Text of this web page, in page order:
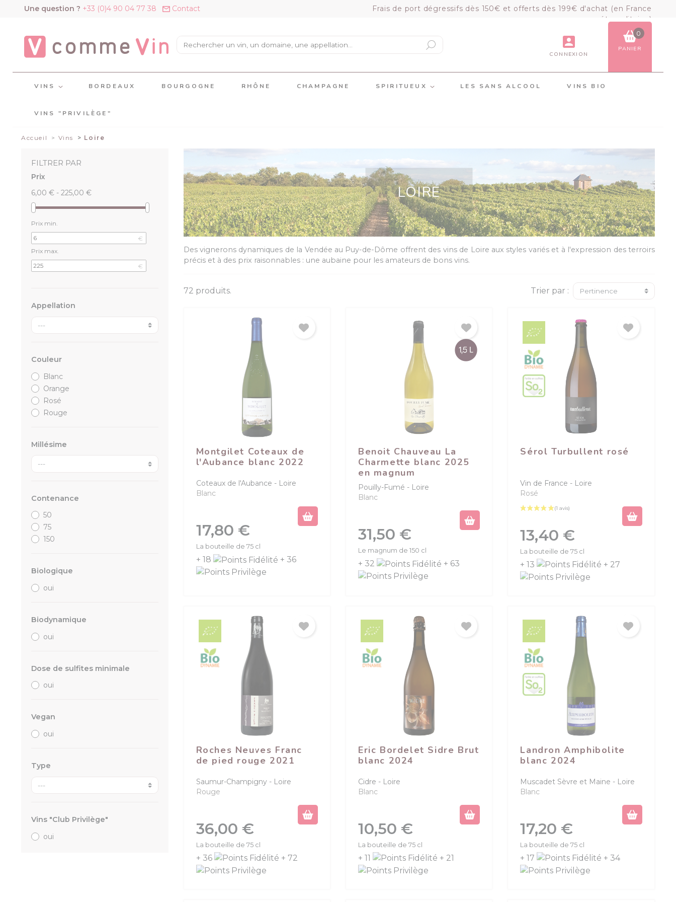
Une question ? +33 (0)4 90 04 77 38 Contact
Frais de port dégressifs dès 150€ et offerts dès 199€ d'achat (en France
métropolitaine)
CONNEXION
0
PANIER
VOIR LE PANIER COMMANDER
VINS BORDEAUX BOURGOGNE RHÔNE CHAMPAGNE SPIRITUEUX LES SANS ALCOOL VINS BIO
VINS "PRIVILÈGE"
Accueil Vins Loire
FILTRER PAR
Prix
6,00 € - 225,00 €
Prix min.
€
Prix max.
€
Appellation
Couleur
Blanc
Orange
Rosé
Rouge
Millésime
Contenance
50
75
150
Biologique
oui
Biodynamique
oui
Dose de sulfites minimale
oui
Vegan
oui
Type
Vins "Club Privilège"
oui
LOIRE
Des vignerons dynamiques de la Vendée au Puy-de-Dôme offrent des vins de Loire aux styles variés et à l'expression des terroirs
précis et à des prix raisonnables : une aubaine pour les amateurs de bons vins.
72 produits. Trier par :
Montgilet Coteaux de
l'Aubance blanc 2022
Coteaux de l'Aubance
Loire
Blanc
Prix
17,80 €
La bouteille de 75 cl
+ 18 + 36
Benoit Chauveau La
Charmette blanc 2025
en magnum
Pouilly-Fumé
Loire
Blanc
Prix
31,50 €
Le magnum de 150 cl
+ 32 + 63
Sérol Turbullent rosé
Vin de France
Loire
Rosé
Prix
13,40 €
La bouteille de 75 cl
+ 13 + 27
Roches Neuves Franc
de pied rouge 2021
Saumur-Champigny
Loire
Rouge
Prix
36,00 €
La bouteille de 75 cl
+ 36 + 72
Eric Bordelet Sidre Brut
blanc 2024
Cidre
Loire
Blanc
Prix
10,50 €
La bouteille de 75 cl
+ 11 + 21
Landron Amphibolite
blanc 2024
Muscadet Sèvre et Maine
Loire
Blanc
Prix
17,20 €
La bouteille de 75 cl
+ 17 + 34
Panneau de gestion des cookies